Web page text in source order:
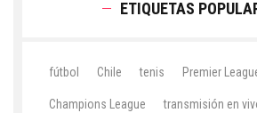
ETIQUETAS
fútbol Chile tenis Premier
Champions League transmisión en